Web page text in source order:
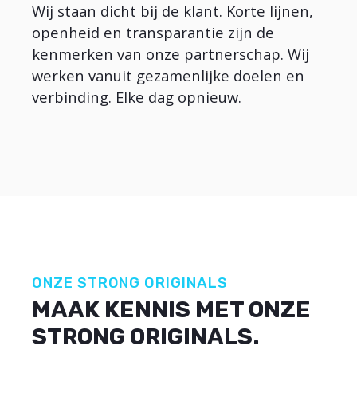
Wij staan dicht bij de klant. Korte lijnen,
openheid en transparantie zijn de
kenmerken van onze partnerschap. Wij
werken vanuit gezamenlijke doelen en
verbinding. Elke dag opnieuw.
ONZE STRONG ORIGINALS
MAAK KENNIS MET ONZE
STRONG ORIGINALS.